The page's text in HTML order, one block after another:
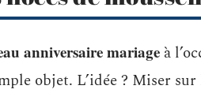
anniversaire mariage à
objet. L’idée ? Miser sur